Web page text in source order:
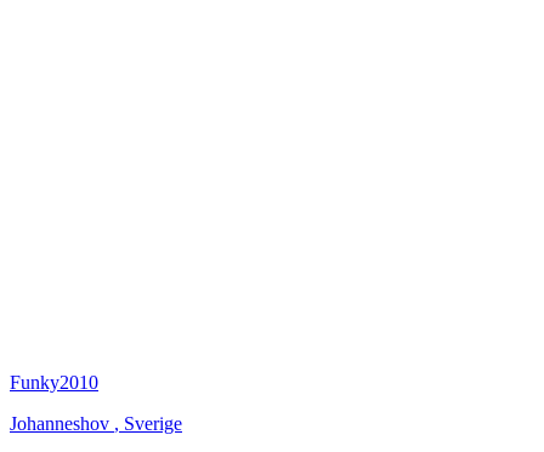
Funky2010
Johanneshov , Sverige